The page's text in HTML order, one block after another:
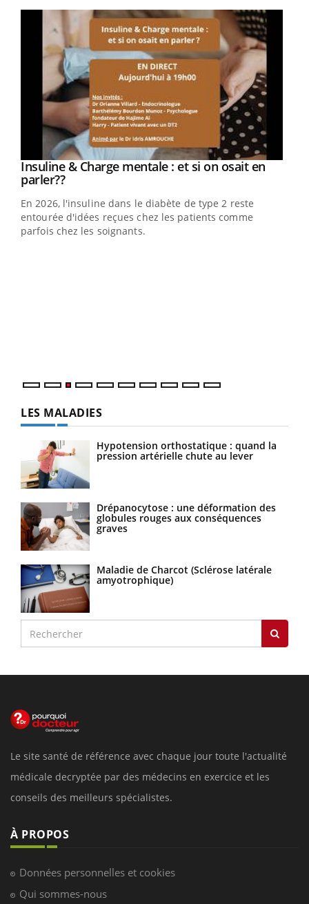
Youtube
Insuline & Charge mentale : et si on osait en
parler??Youtube
En 2026, l'insuline dans le diabète de type 2 reste
entourée d'idées reçues chez les patients comme
parfois chez les soignants.
LES MALADIES
Hypotension orthostatique : quand la
pression artérielle chute au lever
Drépanocytose : une déformation des
globules rouges aux conséquences
graves
Maladie de Charcot (Sclérose latérale
amyotrophique)
Le site santé de référence avec chaque jour toute l'actualité
médicale decryptée par des médecins en exercice et les
conseils des meilleurs spécialistes.
À PROPOS
Données personnelles et cookies
Qui sommes-nous